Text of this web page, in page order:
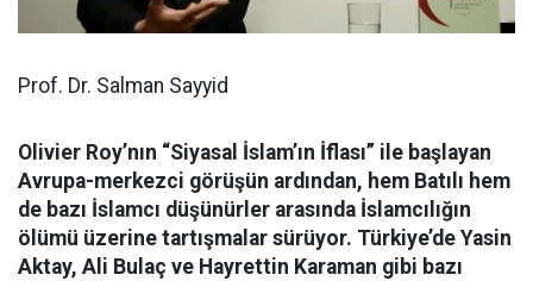
Prof. Dr. Salman Sayyid
Olivier Roy’nın “Siyasal İslam’ın İflası” ile başlayan
Avrupa-merkezci görüşün ardından, hem Batılı hem
de bazı İslamcı düşünürler arasında İslamcılığın
ölümü üzerine tartışmalar sürüyor. Türkiye’de Yasin
Aktay, Ali Bulaç ve Hayrettin Karaman gibi bazı